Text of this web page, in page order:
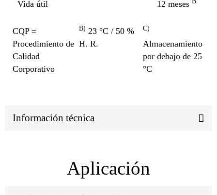
Vida útil 12 meses
CQP =
Procedimiento de
Calidad
Corporativo
B) 23 °C / 50 %
H. R.
C)
Almacenamiento
por debajo de 25
°C
Información técnica
Aplicación